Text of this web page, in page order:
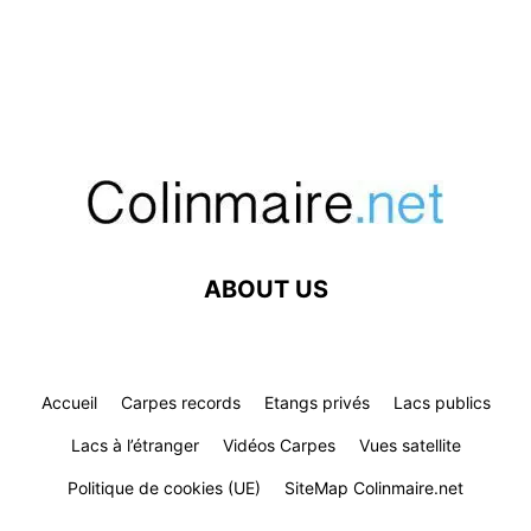
ABOUT US
Accueil Carpes records Etangs privés Lacs publics
Lacs à l’étranger Vidéos Carpes Vues satellite
Politique de cookies (UE) SiteMap Colinmaire.net